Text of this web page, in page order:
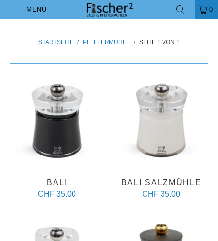
MENÜ 0
STARTSEITE / PFEFFERMÜHLE / SEITE 1 VON 1
BALI
CHF 35.00
BALI SALZMÜHLE
CHF 35.00